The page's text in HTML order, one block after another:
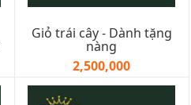
Giỏ trái cây - Dành tặng
nàng
2,500,000